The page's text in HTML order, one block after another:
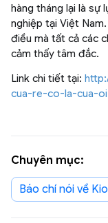
hàng tháng lại là sự
nghiệp tại Việt
điều mà tất cả các
cảm thấy tâm đắc.
Link chi tiết tại:
cua-re-co-la-cua-
Chuyên mục:
Báo chí nói về